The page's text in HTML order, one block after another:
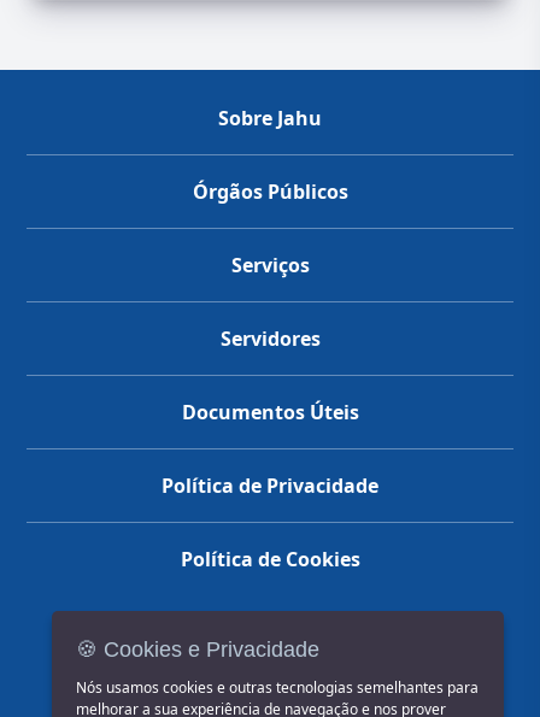
Sobre Jahu
Órgãos Públicos
Serviços
Servidores
Documentos Úteis
Política de Privacidade
Política de Cookies
🍪 Cookies e Privacidade
Nós usamos cookies e outras tecnologias semelhantes para
melhorar a sua experiência de navegação e nos prover